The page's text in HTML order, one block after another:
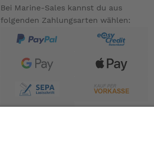
Bei Marine-Sales kannst du aus
folgenden Zahlungsarten wählen: